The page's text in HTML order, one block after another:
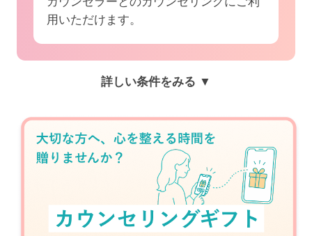
用いただけます。
詳しい条件をみる ▼